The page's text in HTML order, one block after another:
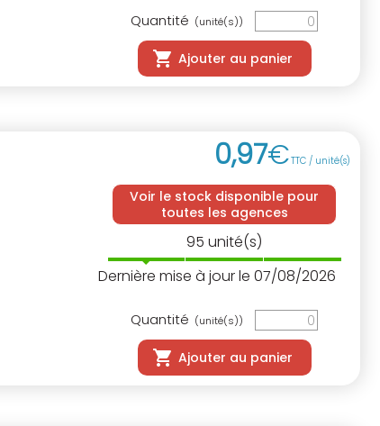
Quantité (unité(s))
Ajouter au panier
0,97€TTC / unité(s)
Voir le stock disponible pour
toutes les agences
95 unité(s)
Dernière mise à jour le 07/08/2026
Quantité (unité(s))
Ajouter au panier